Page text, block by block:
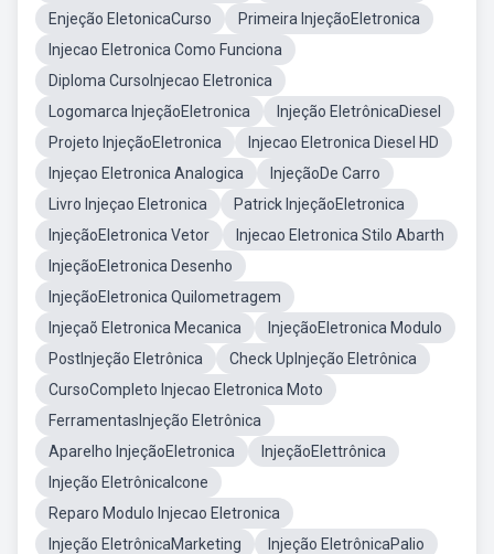
Enjeção EletonicaCurso
Primeira InjeçãoEletronica
Injecao Eletronica Como Funciona
Diploma CursoInjecao Eletronica
Logomarca InjeçãoEletronica
Injeção EletrônicaDiesel
Projeto InjeçãoEletronica
Injecao Eletronica Diesel HD
Injeçao Eletronica Analogica
InjeçãoDe Carro
Livro Injeçao Eletronica
Patrick InjeçãoEletronica
InjeçãoEletronica Vetor
Injecao Eletronica Stilo Abarth
InjeçãoEletronica Desenho
InjeçãoEletronica Quilometragem
Injeçaõ Eletronica Mecanica
InjeçãoEletronica Modulo
PostInjeção Eletrônica
Check UpInjeção Eletrônica
CursoCompleto Injecao Eletronica Moto
FerramentasInjeção Eletrônica
Aparelho InjeçãoEletronica
InjeçãoElettrônica
Injeção EletrônicaIcone
Reparo Modulo Injecao Eletronica
Injeção EletrônicaMarketing
Injeção EletrônicaPalio